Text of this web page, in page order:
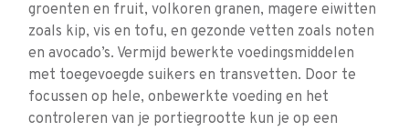
groenten en fruit, volkoren granen, magere eiwitten
zoals kip, vis en tofu, en gezonde vetten zoals noten
en avocado’s. Vermijd bewerkte voedingsmiddelen
met toegevoegde suikers en transvetten. Door te
focussen op hele, onbewerkte voeding en het
controleren van je portiegrootte kun je op een